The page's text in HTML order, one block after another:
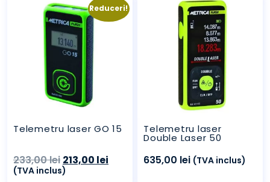
Reduceri!
Telemetru laser GO 15
233,00lei Prețul
inițial
213,00 lei
(TVA inclus)
Telemetru laser
Double Laser 50
635,00 lei (TVA inclus)